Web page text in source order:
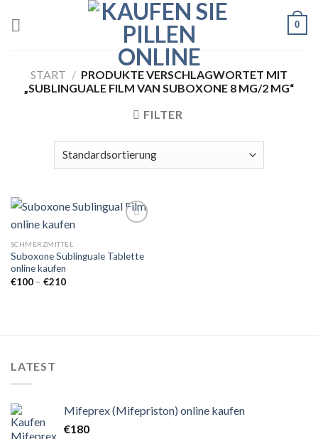
0
START / PRODUKTE VERSCHLAGWORTET MIT
„SUBLINGUALE FILM VAN SUBOXONE 8 MG/2 MG“
FILTER
Add to
SCHMERZMITTEL
Suboxone Sublinguale Tablette
online kaufen
€100 – €210Preisspanne:
LATEST
Mifeprex (Mifepriston) online kaufen
€180